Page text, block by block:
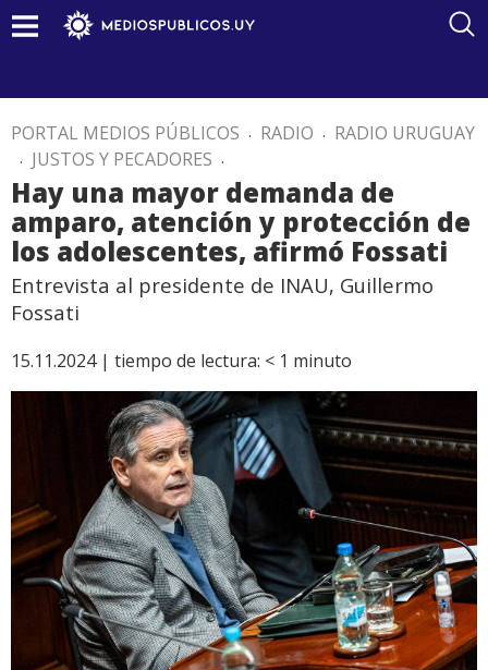
PORTAL MEDIOS PÚBLICOS . RADIO . RADIO URUGUAY
. JUSTOS Y PECADORES .
Hay una mayor demanda de
amparo, atención y protección de
los adolescentes, afirmó Fossati
Entrevista al presidente de INAU, Guillermo
Fossati
15.11.2024 | tiempo de lectura: < 1 minuto